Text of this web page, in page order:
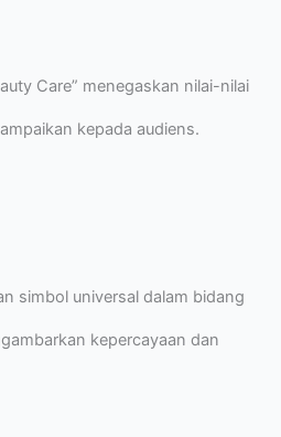
Care” menegaskan nilai-nilai
kepada audiens.
simbol universal dalam bidang
kepercayaan dan